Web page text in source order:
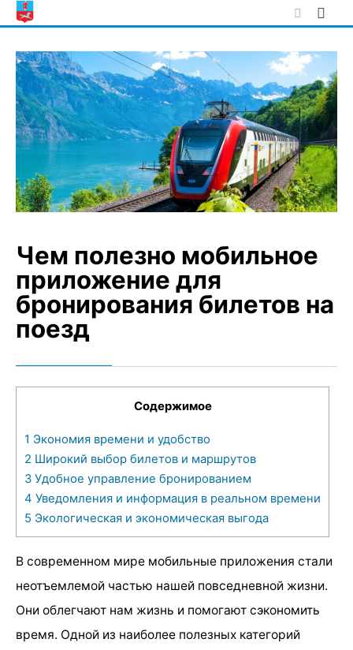
Skip
to
Чем полезно мобильное
приложение для
бронирования билетов на
поезд
Содержимое
1 Экономия времени и удобство
2 Широкий выбор билетов и маршрутов
3 Удобное управление бронированием
4 Уведомления и информация в реальном времени
5 Экологическая и экономическая выгода
В современном мире мобильные приложения стали
неотъемлемой частью нашей повседневной жизни.
Они облегчают нам жизнь и помогают сэкономить
время. Одной из наиболее полезных категорий